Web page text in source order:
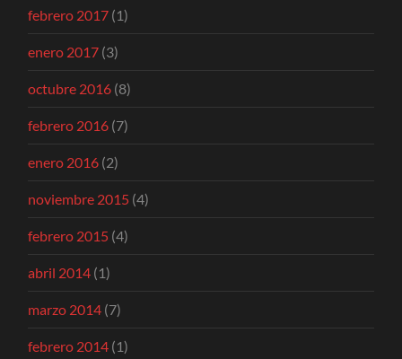
febrero 2017 (1)
enero 2017 (3)
octubre 2016 (8)
febrero 2016 (7)
enero 2016 (2)
noviembre 2015 (4)
febrero 2015 (4)
abril 2014 (1)
marzo 2014 (7)
febrero 2014 (1)